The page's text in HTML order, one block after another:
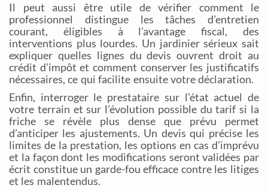
Il peut aussi être utile de vérifier comment le
professionnel distingue les tâches d’entretien
courant, éligibles à l’avantage fiscal, des
interventions plus lourdes. Un jardinier sérieux sait
expliquer quelles lignes du devis ouvrent droit au
crédit d’impôt et comment conserver les justificatifs
nécessaires, ce qui facilite ensuite votre déclaration.
Enfin, interroger le prestataire sur l’état actuel de
votre terrain et sur l’évolution possible du tarif si la
friche se révèle plus dense que prévu permet
d’anticiper les ajustements. Un devis qui précise les
limites de la prestation, les options en cas d’imprévu
et la façon dont les modifications seront validées par
écrit constitue un garde-fou efficace contre les litiges
et les malentendus.